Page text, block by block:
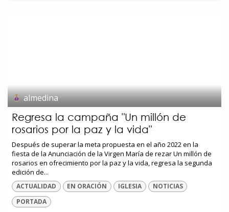
almedina
Regresa la campaña "Un millón de
rosarios por la paz y la vida"
Después de superar la meta propuesta en el año 2022 en la
fiesta de la Anunciación de la Virgen María de rezar Un millón de
rosarios en ofrecimiento por la paz y la vida, regresa la segunda
edición de...
ACTUALIDAD EN ORACIÓN IGLESIA
NOTICIAS
PORTADA